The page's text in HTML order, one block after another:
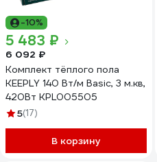
-10%
5 483 ₽
6 092 ₽
Комплект тёплого пола
KEEPLY 140 Вт/м Basic, 3 м.кв,
420Вт KPL005505
5(17)
В корзину